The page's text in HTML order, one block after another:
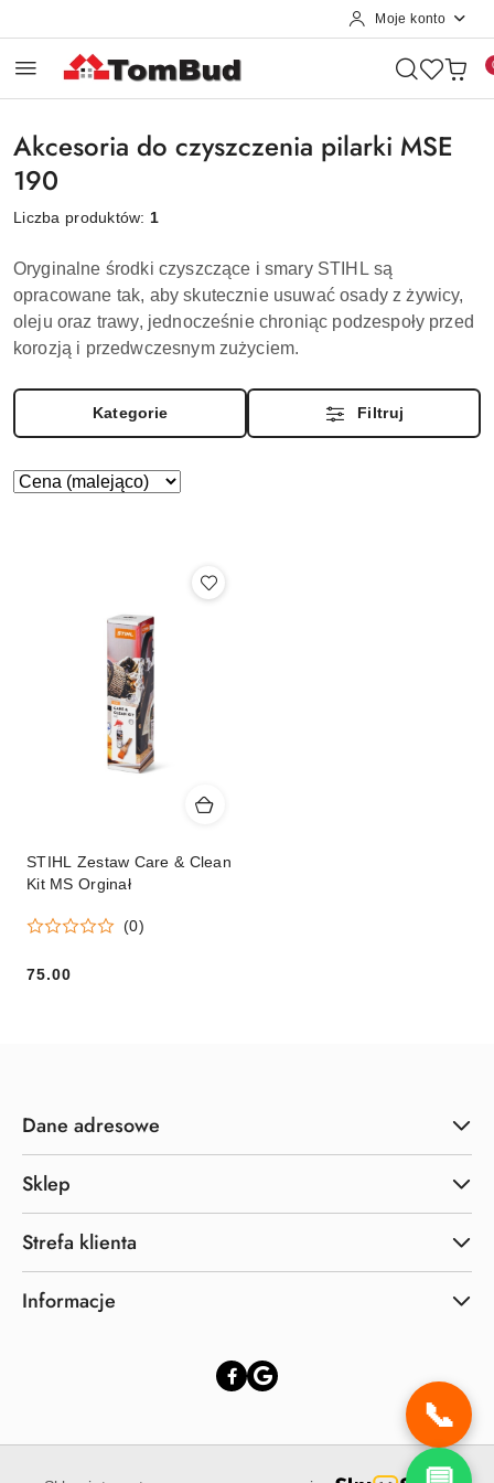
📞
Moje konto
Akcesoria do czyszczenia pilarki MSE
190
Liczba produktów: 1
Oryginalne środki czyszczące i smary STIHL są
opracowane tak, aby skutecznie usuwać osady z żywicy,
oleju oraz trawy, jednocześnie chroniąc podzespoły przed
korozją i przedwczesnym zużyciem.
Kategorie Filtruj
Zastosowano
Sortuj
STIHL Zestaw Care & Clean
Kit MS Orginał
(0)
75.00
Dane adresowe
Sklep
Strefa klienta
Informacje